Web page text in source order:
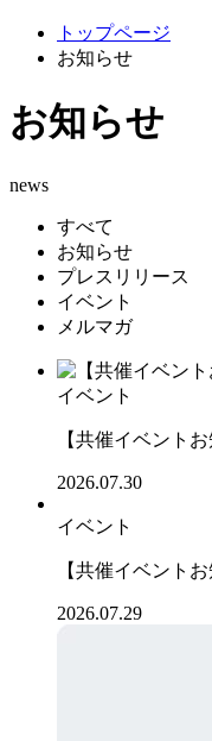
トップページ
お知らせ
お知らせ
news
すべて
お知らせ
プレスリリース
イベント
メルマガ
イベント
【共催イベント
2026.07.30
イベント
【共催イベント
2026.07.29